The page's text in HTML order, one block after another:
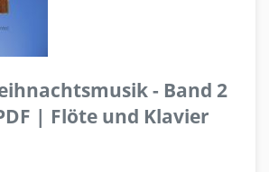
- Band 2
| Flöte und Klavier